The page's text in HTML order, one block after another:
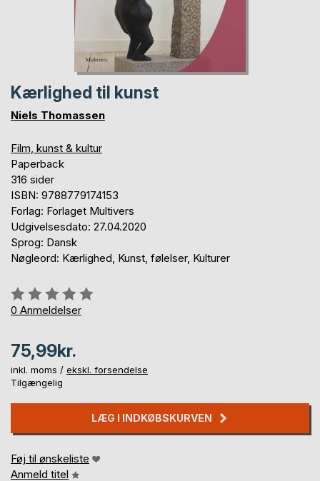
Kærlighed til kunst
Niels Thomassen
Film, kunst & kultur
Paperback
316 sider
ISBN: 9788779174153
Forlag: Forlaget Multivers
Udgivelsesdato: 27.04.2020
Sprog: Dansk
Nøgleord: Kærlighed, Kunst, følelser, Kulturer
Anmeldelse::
0%
0 Anmeldelser
75,99kr.
inkl. moms / ekskl. forsendelse
Tilgængelig
LÆG I INDKØBSKURVEN
Føj til ønskeliste
Anmeld titel